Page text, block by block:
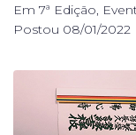
Em 7ª Edição,
Postou 08/01/2022